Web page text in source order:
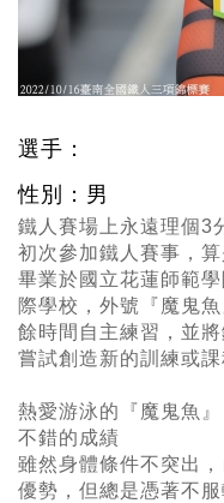
選手：
性別：男
鐵人賽場上永遠理個3
初次參加鐵人賽事，算
畢業於國立花蓮師範
際學校，外號『魔鬼
餘時間自主練習，並
嘗試創造新的訓練或課
熱愛游泳的『魔鬼魚
不錯的成績
雖然身體條件不突出
優勢，但總是憑著不